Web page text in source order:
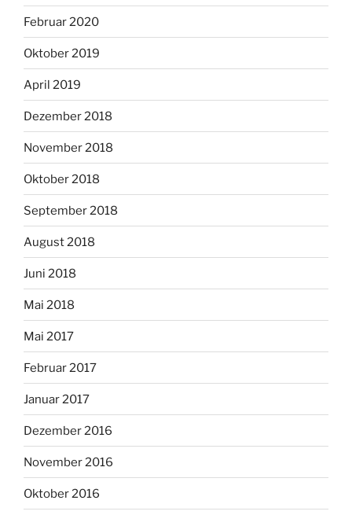
Februar 2020
Oktober 2019
April 2019
Dezember 2018
November 2018
Oktober 2018
September 2018
August 2018
Juni 2018
Mai 2018
Mai 2017
Februar 2017
Januar 2017
Dezember 2016
November 2016
Oktober 2016